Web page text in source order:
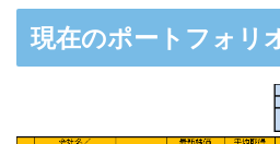
現在のポートフォリ